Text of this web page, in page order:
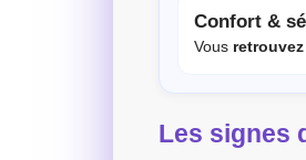
Confort &
Vous
Les signes